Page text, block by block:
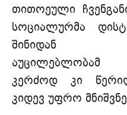
თითოეული
სოციალურმა
შინიდან
აუცილებლობამ
კერძოდ კი
კიდევ უფრო